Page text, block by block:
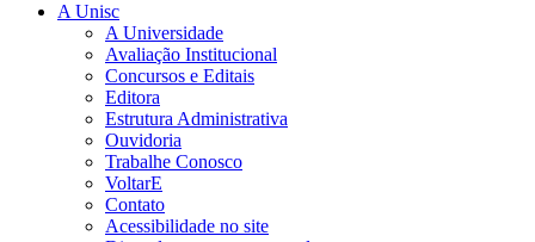
A Unisc
A Universidade
Avaliação Institucional
Concursos e Editais
Editora
Estrutura Administrativa
Ouvidoria
Trabalhe Conosco
VoltarE
Contato
Acessibilidade no site